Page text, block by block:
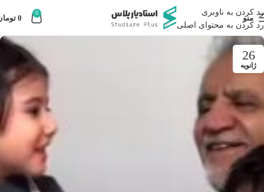
رد کردن به ناوبری
رد کردن به محتوای اصلی
منو
0
0
26
ژانویه